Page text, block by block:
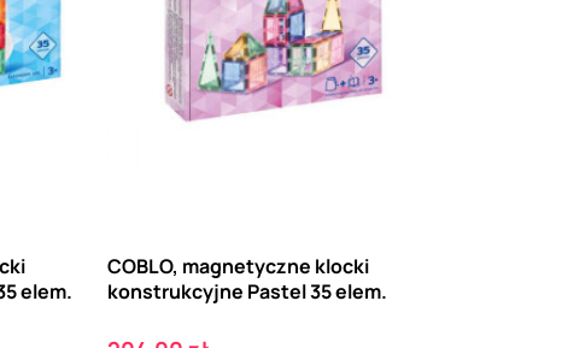
elem.
COBLO, magnetyczne klocki
konstrukcyjne Pastel 35 elem.